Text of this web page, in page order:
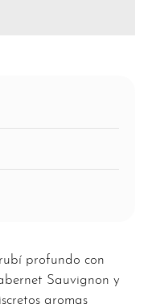
profundo con
Sauvignon y
aromas